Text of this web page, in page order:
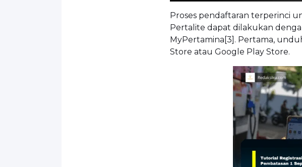
Proses pendaftaran terperinci
Pertalite dapat dilakukan
MyPertamina[3]. Pertama,
Store atau Google Play Store.